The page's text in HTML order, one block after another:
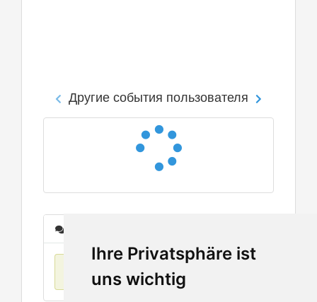
Ihre Privatsphäre ist
uns wichtig
Другие события пользователя